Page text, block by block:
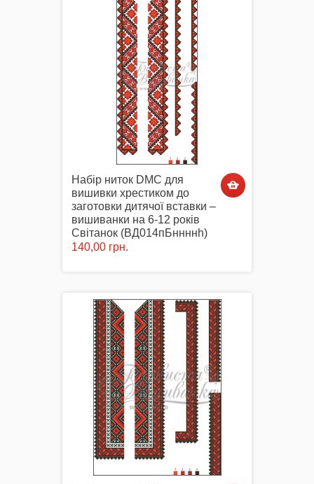
Набір ниток DMC для
вишивки хрестиком до
заготовки дитячої вставки –
вишиванки на 6-12 років
Світанок (ВД014пБннннh)
140,00 грн.